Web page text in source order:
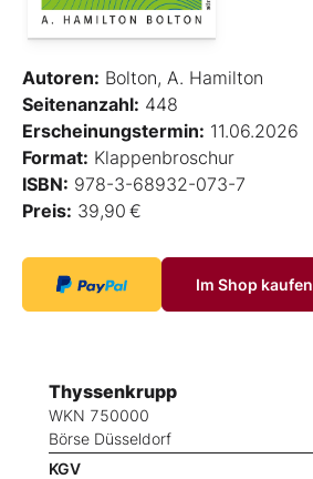
Autoren: Bolton, A. Hamilton
Seitenanzahl: 448
Erscheinungstermin: 11.06.2026
Format: Klappenbroschur
ISBN: 978-3-68932-073-7
Preis: 39,90 €
Im Shop kaufen
Thyssenkrupp
WKN 750000
Börse Düsseldorf
KGV